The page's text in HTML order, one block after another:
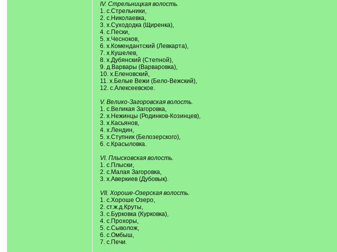
IV. Стрельницкая волость.
1. с.Стрельники,
2. с.Николаевка,
3. х.Сухододка (Щиренка),
4. с.Пески,
5. х.Чесноков,
6. х.Комендантский (Левкарта),
7. х.Кушелев,
8. х.Дубянский (Степной),
9. д.Варвары (Варваровка),
10. х.Еленовский,
11. х.Белые Вежи (Бело-Вежский),
12. с.Алексеевское.
V. Велико-Загоровская волость.
1. с.Великая Загоровка,
2. х.Нежинцы (Родинков-Козинцев),
3. х.Касьянов,
4. х.Лендин,
5. х.Ступник (Белозерского),
6. с.Красыловка.
VI. Плысковская волость.
1. с.Плыски,
2. с.Малая Загоровка,
3. х.Аверкиев (Дубовык).
VII. Хороше-Озерская волость.
1. с.Хороше Озеро,
2. ст.ж.д.Круты,
3. с.Бурковка (Курковка),
4. с.Прохоры,
5. с.Сыволож,
6. с.Омбыш,
7. с.Печи.